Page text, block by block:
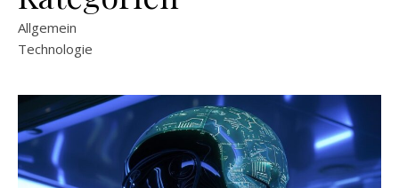
Allgemein
Technologie